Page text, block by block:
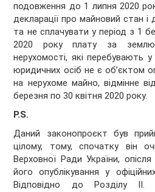
подовження до 1 липня 2020
декларації про майновий стан і
та не сплачувати у період з 1
2020 року плату за землю;
нерухомості, які перебувають
юридичних осіб не є об’єктом
на нерухоме майно, відмінне
березня по 30 квітня 2020 року.
P.S.
Даний законопроєкт був
цілому, тому, спочатку він
Верховної Ради України,
його опублікування у
Відповідно до Розділу ІІ.